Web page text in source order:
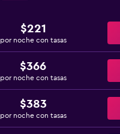
$221
por noche con tasas
$366
por noche con tasas
$383
por noche con tasas